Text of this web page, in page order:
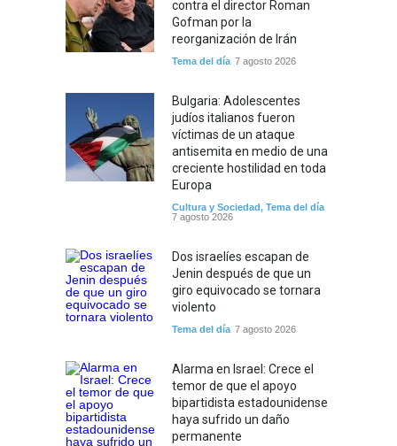
contra el director Roman
Gofman por la
reorganización de Irán
Tema del día 7 agosto 2026
Bulgaria: Adolescentes
judíos italianos fueron
víctimas de un ataque
antisemita en medio de una
creciente hostilidad en toda
Europa
Cultura y Sociedad, Tema del día
7 agosto 2026
Dos israelíes escapan de
Jenin después de que un
giro equivocado se tornara
violento
Tema del día 7 agosto 2026
Alarma en Israel: Crece el
temor de que el apoyo
bipartidista estadounidense
haya sufrido un daño
permanente